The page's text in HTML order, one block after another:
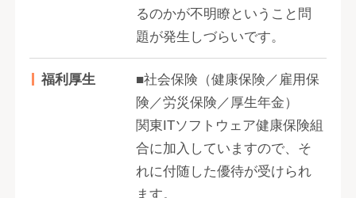
るのかが不明瞭ということ問
題が発生しづらいです。
福利厚生
■社会保険（健康保険／雇用保
険／労災保険／厚生年金）
関東ITソフトウェア健康保険組
合に加入していますので、そ
れに付随した優待が受けられ
ます。